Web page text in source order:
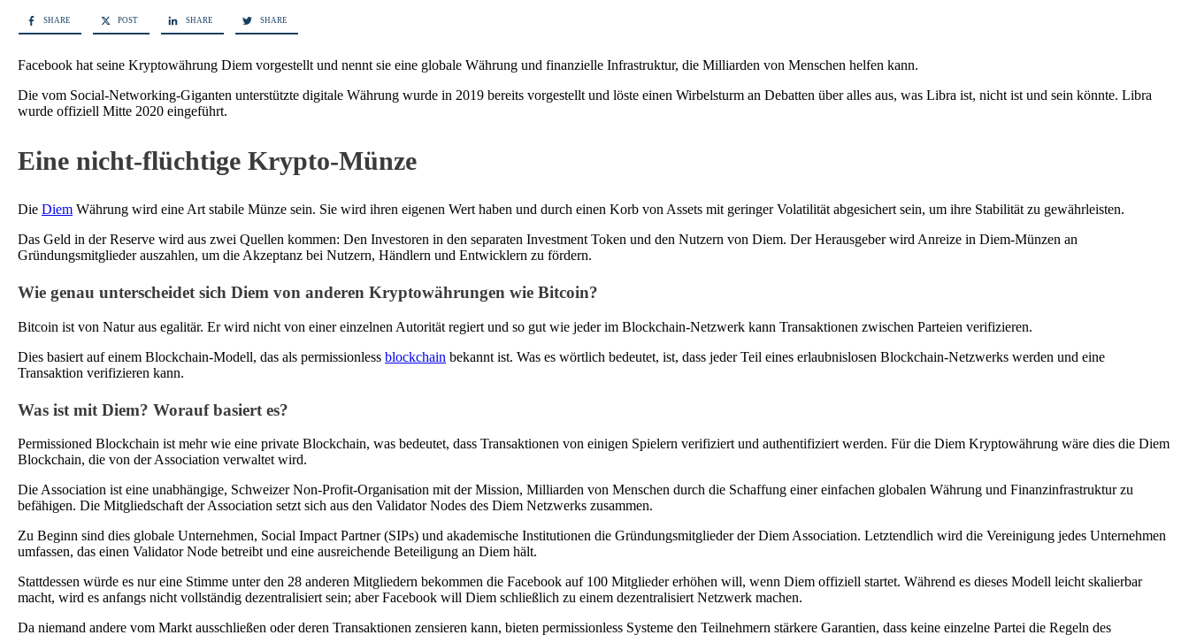
SHARE POST SHARE SHARE
Facebook hat seine Kryptowährung Diem vorgestellt und nennt sie eine globale Währung und finanzielle Infrastruktur, die Milliarden von Menschen helfen kann.
Die vom Social-Networking-Giganten unterstützte digitale Währung wurde in 2019 bereits vorgestellt und löste einen Wirbelsturm an Debatten über alles aus, was Libra ist, nicht ist und sein könnte. Libra
wurde offiziell Mitte 2020 eingeführt.
Eine nicht-flüchtige Krypto-Münze
Die Diem Währung wird eine Art stabile Münze sein. Sie wird ihren eigenen Wert haben und durch einen Korb von Assets mit geringer Volatilität abgesichert sein, um ihre Stabilität zu gewährleisten.
Das Geld in der Reserve wird aus zwei Quellen kommen: Den Investoren in den separaten Investment Token und den Nutzern von Diem. Der Herausgeber wird Anreize in Diem-Münzen an
Gründungsmitglieder auszahlen, um die Akzeptanz bei Nutzern, Händlern und Entwicklern zu fördern.
Wie genau unterscheidet sich Diem von anderen Kryptowährungen wie Bitcoin?
Bitcoin ist von Natur aus egalitär. Er wird nicht von einer einzelnen Autorität regiert und so gut wie jeder im Blockchain-Netzwerk kann Transaktionen zwischen Parteien verifizieren.
Dies basiert auf einem Blockchain-Modell, das als permissionless blockchain bekannt ist. Was es wörtlich bedeutet, ist, dass jeder Teil eines erlaubnislosen Blockchain-Netzwerks werden und eine
Transaktion verifizieren kann.
Was ist mit Diem? Worauf basiert es?
Permissioned Blockchain ist mehr wie eine private Blockchain, was bedeutet, dass Transaktionen von einigen Spielern verifiziert und authentifiziert werden. Für die Diem Kryptowährung wäre dies die Diem
Blockchain, die von der Association verwaltet wird.
Die Association ist eine unabhängige, Schweizer Non-Profit-Organisation mit der Mission, Milliarden von Menschen durch die Schaffung einer einfachen globalen Währung und Finanzinfrastruktur zu
befähigen. Die Mitgliedschaft der Association setzt sich aus den Validator Nodes des Diem Netzwerks zusammen.
Zu Beginn sind dies globale Unternehmen, Social Impact Partner (SIPs) und akademische Institutionen die Gründungsmitglieder der Diem Association. Letztendlich wird die Vereinigung jedes Unternehmen
umfassen, das einen Validator Node betreibt und eine ausreichende Beteiligung an Diem hält.
Stattdessen würde es nur eine Stimme unter den 28 anderen Mitgliedern bekommen die Facebook auf 100 Mitglieder erhöhen will, wenn Diem offiziell startet. Während es dieses Modell leicht skalierbar
macht, wird es anfangs nicht vollständig dezentralisiert sein; aber Facebook will Diem schließlich zu einem dezentralisiert Netzwerk machen.
Da niemand andere vom Markt ausschließen oder deren Transaktionen zensieren kann, bieten permissionless Systeme den Teilnehmern stärkere Garantien, dass keine einzelne Partei die Regeln des